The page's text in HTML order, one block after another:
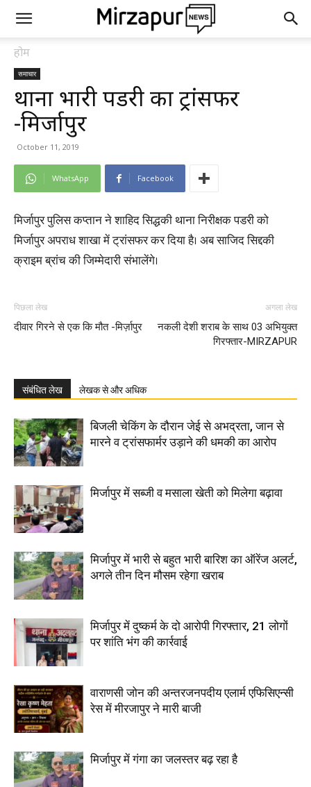
होम
समाचार
थाना प्रभारी पडरी का ट्रांसफर
-मिर्जापुर
October 11, 2019
WhatsApp Facebook
मिर्जापुर पुलिस कप्तान ने शाहिद सिद्धकी थाना निरीक्षक पडरी को
मिर्जापुर अपराध शाखा में ट्रांसफर कर दिया है। अब साजिद सिद्दकी
क्राइम ब्रांच की जिम्मेदारी संभालेंगे।
पिछला लेख
दीवार गिरने से एक कि मौत -मिर्ज़ापुर
अगला लेख
नकली देशी शराब के साथ 03 अभियुक्त
गिरफ्तार-MIRZAPUR
संबंधित लेख लेखक से और अधिक
बिजली चेकिंग के दौरान जेई से अभद्रता, जान से
मारने व ट्रांसफार्मर उड़ाने की धमकी का आरोप
मिर्जापुर में सब्जी व मसाला खेती को मिलेगा बढ़ावा
मिर्जापुर में भारी से बहुत भारी बारिश का ऑरेंज अलर्ट,
अगले तीन दिन मौसम रहेगा खराब
मिर्जापुर में दुष्कर्म के दो आरोपी गिरफ्तार, 21 लोगों
पर शांति भंग की कार्रवाई
वाराणसी जोन की अन्तरजनपदीय एलार्म एफिसिएन्सी
रेस में मीरजापुर ने मारी बाजी
मिर्जापुर में गंगा का जलस्तर बढ़ रहा है